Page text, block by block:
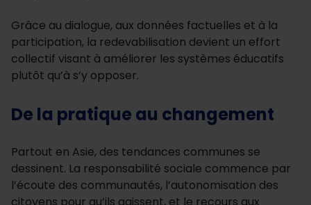
Grâce au dialogue, aux données factuelles et à la
participation, la redevabilisation devient un effort
collectif visant à améliorer les systèmes éducatifs
plutôt qu’à s’y opposer.
De la pratique au changement
Partout en Asie, des tendances communes se
dessinent. La responsabilité sociale commence par
l’écoute des communautés, l’autonomisation des